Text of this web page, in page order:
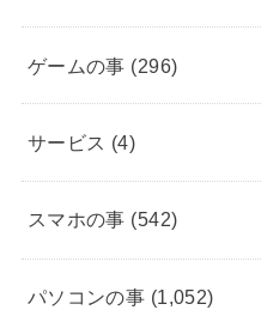
ゲームの事 (296)
サービス (4)
スマホの事 (542)
パソコンの事 (1,052)